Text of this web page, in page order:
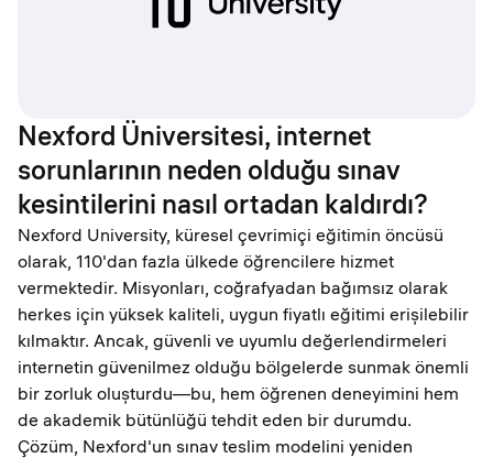
Nexford Üniversitesi, internet
sorunlarının neden olduğu sınav
kesintilerini nasıl ortadan kaldırdı?
Nexford University, küresel çevrimiçi eğitimin öncüsü
olarak, 110'dan fazla ülkede öğrencilere hizmet
vermektedir. Misyonları, coğrafyadan bağımsız olarak
herkes için yüksek kaliteli, uygun fiyatlı eğitimi erişilebilir
kılmaktır. Ancak, güvenli ve uyumlu değerlendirmeleri
internetin güvenilmez olduğu bölgelerde sunmak önemli
bir zorluk oluşturdu—bu, hem öğrenen deneyimini hem
de akademik bütünlüğü tehdit eden bir durumdu.
Çözüm, Nexford'un sınav teslim modelini yeniden